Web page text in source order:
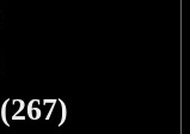
(267)